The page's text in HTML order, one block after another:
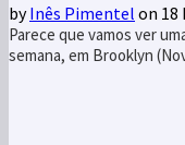
byInês Pimentel on 18
Parece que vamos ver
semana, em Brooklyn